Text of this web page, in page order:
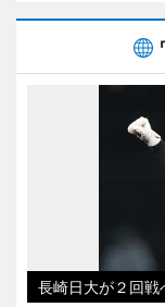
長崎日大が２回